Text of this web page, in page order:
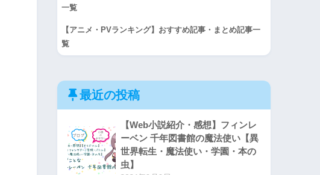
一覧
【アニメ・PVランキング】おすすめ記事・まとめ記事一
覧
最近の投稿
【Web小説紹介・感想】フィンレ
ーベン 千年図書館の魔法使い【異
世界転生・魔法使い・学園・本の
虫】